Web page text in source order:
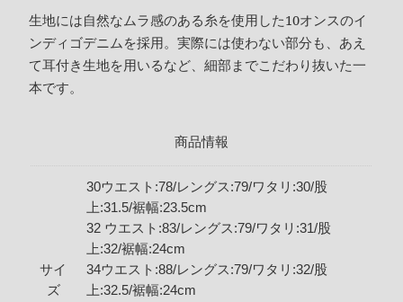
生地には自然なムラ感のある糸を使用した10オンスのイ
ンディゴデニムを採用。実際には使わない部分も、あえ
て耳付き生地を用いるなど、細部までこだわり抜いた一
本です。
商品情報
サイ
ズ
30ウエスト:78/レングス:79/ワタリ:30/股
上:31.5/裾幅:23.5cm
32 ウエスト:83/レングス:79/ワタリ:31/股
上:32/裾幅:24cm
34ウエスト:88/レングス:79/ワタリ:32/股
上:32.5/裾幅:24cm